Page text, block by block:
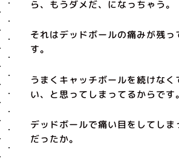
ら、もうダメだ、になっちゃう。
それはデッドボールの痛みが残っ
す。
うまくキャッチボールを続けなく
い、と思ってしまってるからです。
デッドボールで痛い目をしてしま
だったか。